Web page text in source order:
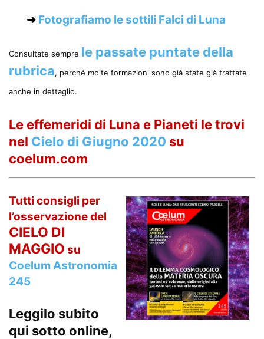
➜ Fotografiamo le sottili Falci di Luna
Consultate sempre le passate puntate della
rubrica, perché molte formazioni sono già state già trattate
anche in dettaglio.
Le effemeridi di Luna e Pianeti le trovi
nel Cielo di Giugno 2020 su
coelum.com
Tutti consigli per
l’osservazione del
CIELO DI
MAGGIO su
Coelum Astronomia
245
Leggilo subito
qui sotto online,